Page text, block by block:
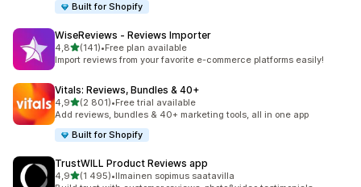
Built for Shopify
WiseReviews ‑ Reviews Importer
4,8/ 5 tähteä
(141)
141 arvostelua yhteensä
•Free plan available
Import reviews from your favorite e-commerce platforms easily!
Vitals: Reviews, Bundles & 40+
4,9/ 5 tähteä
(2 801)
2801 arvostelua yhteensä
•Free trial available
Add reviews, bundles & 40+ marketing tools, all in one app
Built for Shopify
TrustWILL Product Reviews app
4,9/ 5 tähteä
(1 495)
1495 arvostelua yhteensä
•Ilmainen sopimus saatavilla